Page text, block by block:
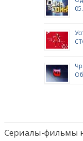
Сериалы-фильмы